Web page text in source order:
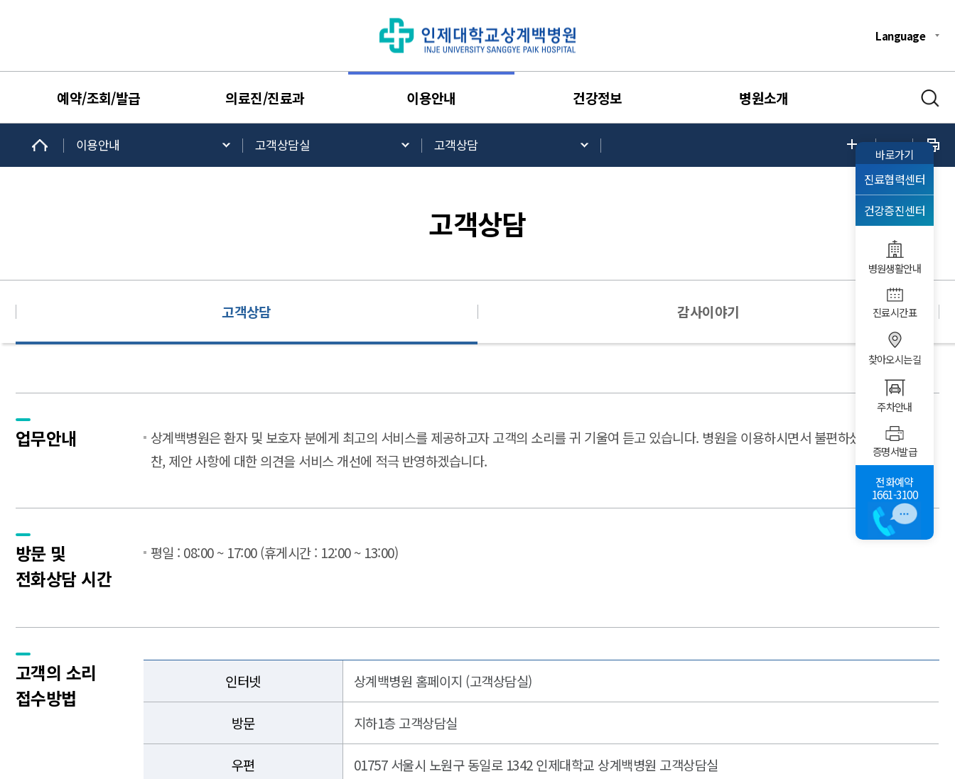
Language
예약/조회/발급 의료진/진료과 이용안내 건강정보 병원소개
이용안내 고객상담실 고객상담
고객상담
고객상담 감사이야기
업무안내
상계백병원은 환자 및 보호자 분에게 최고의 서비스를 제공하고자 고객의 소리를 귀 기울여 듣고 있습니다. 병원을 이용하시면서 불편하셨던 점이나 칭
찬, 제안 사항에 대한 의견을 서비스 개선에 적극 반영하겠습니다.
방문 및
전화상담 시간
평일 : 08:00 ~ 17:00 (휴게시간 : 12:00 ~ 13:00)
고객의 소리
접수방법
인터넷 상계백병원 홈페이지 (고객상담실)
방문 지하1층 고객상담실
우편 01757 서울시 노원구 동일로 1342 인제대학교 상계백병원 고객상담실
바로가기
진료협력센터
건강증진센터
병원생활안내
진료시간표
찾아오시는길
주차안내
증명서발급
전화예약
1661-3100